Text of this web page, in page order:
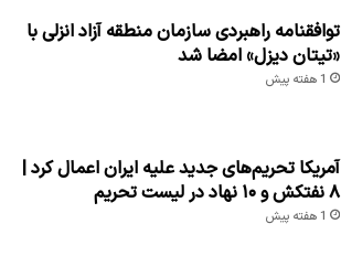
توافقنامه راهبردی سازمان منطقه آزاد انزلی با
«تیتان دیزل» امضا شد
1 هفته پیش
آمریکا تحریم‌های جدید علیه ایران اعمال کرد |
۸ نفتکش و ۱۰ نهاد در لیست تحریم
1 هفته پیش